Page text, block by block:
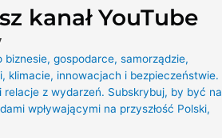
kanał YouTube
biznesie, gospodarce, samorządzie,
klimacie, innowacjach i bezpieczeństwie.
z wydarzeń. Subskrybuj, by być na
wpływającymi na przyszłość Polski,